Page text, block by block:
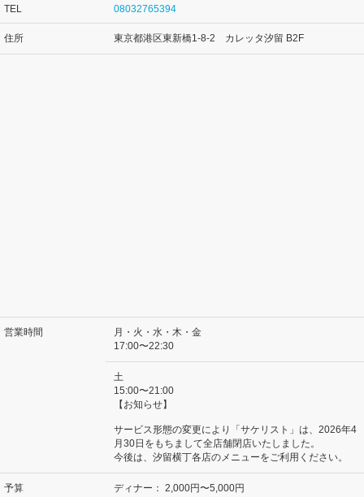
TEL 08032765394
住所 東京都港区東新橋1-8-2 カレッタ汐留 B2F
営業時間
月・火・水・木・金
17:00〜22:30
土
15:00〜21:00
【お知らせ】
サービス形態の変更により「サケリスト」は、2026年4
月30日をもちまして全店舗閉店いたしました。
今後は、汐留横丁各店のメニューをご利用ください。
予算 ディナー： 2,000円〜5,000円